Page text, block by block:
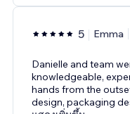
5 Emma
Danielle and team
knowledgeable,
hands from the
design, packaging